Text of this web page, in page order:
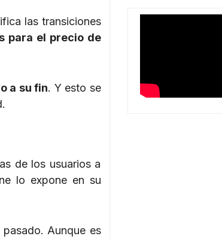
las transiciones
para el precio de
a su fin. Y esto se
de los usuarios a
lo expone en su
Aunque es